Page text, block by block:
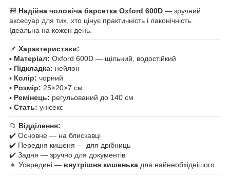
🎒 Надійна чоловіча барсетка Oxford 600D — зручний
аксесуар для тих, хто цінує практичність і лаконічність.
Ідеальна на кожен день.
📌 Характеристики:
▪️ Матеріал: Oxford 600D — щільний, водостійкий
▪️ Підкладка: нейлон
▪️ Колір: чорний
▪️ Розмір: 25×20×7 см
▪️ Ремінець: регульований до 140 см
▪️ Стать: унісекс
📁 Відділення:
✔️ Основне — на блискавці
✔️ Передня кишеня — для дрібниць
✔️ Задня — зручно для документів
🔸 Усередині — внутрішня кишенька для найнеобхіднішого